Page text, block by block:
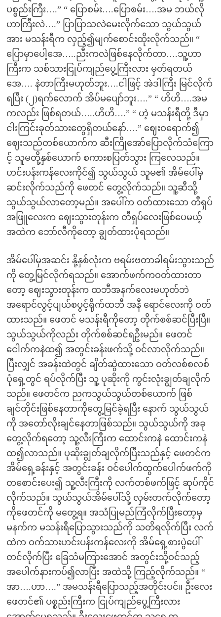
ပစ္စည်းကြီး….” “ ပြောစမ်း….ပြောစမ်း….အမ ဘယ်လို
ဟာကြီးလဲ….” ပြာပြာသလဲမေးလိုက်သော သွယ်သွယ်
အား မသန်းရီက လှည့်၍မျက်စောင်းထိုးလိုက်သည်။ “
ပြောမှာပေါ့အေ…..ညီးကလဲဖြစ်နေလိုက်တာ….သူ့ဟာ
ကြီးက သစ်သားငြုပ်ကျည်ပွေ့ကြီးလား မှတ်ရတယ်
အေ…. နဲတာကြီးမဟုတ်ဘူး….ငါဖြင့် အဲဒါကြီး မြင်လိုက်
ရပြီး (၂)ရက်လောက် အိပ်မပျော်ဘူး….” “ ဟိဟိ….အမ
ကလည်း ဖြစ်ရတယ်…..ဟိဟိ….” “ ဟဲ့ မသန်းရီတို့ ဒီမှာ
ငါးကြင်းခုတ်သားတွေရှိတယ်နော်….” ဈေးဝရောက်၍
ဈေးသည်တစ်ယောက်က ဆီးကြိုအော်ပြောလိုက်သံကြော
င့် သူမတို့နှစ်ယောက် စကားစပြတ်သွား ကြလေသည်။
ဟင်းပန်းကန်လေးကိုင်၍ သွယ်သွယ် သူမ၏ အိမ်ပေါ်မှ
ဆင်းလိုက်သည်ကို ဖေတင် တွေ့လိုက်သည်။ သူ့ဆီသို့
သွယ်သွယ်လာတော့မည်။ အပေါ်က ဝတ်ထားသော တီရှပ်
အဖြူလေးက ဈေးသွားတုန်းက တီရှပ်လေးဖြစ်ပေမယ့်
အထဲက ဘော်လီကိုတော့ ချွတ်ထားပုံရသည်။
အိမ်ပေါ်မှအဆင်း နို့နှစ်လုံးက ဗရမ်းဗတာခါရမ်းသွားသည်
ကို တွေ့မြင်လိုက်ရသည်။ အောက်ဖက်ကဝတ်ထားတာ
တော့ ဈေးသွားတုန်းက ထဘီအနက်လေးမဟုတ်ဘဲ
အရောင်လွင့်ပျယ်စပွင့်ရိုက်ထဘီ အနီ ရောင်လေးကို ဝတ်
ထားသည်။ ဖေတင် မသန်းရီကိုတော့ တိုက်စစ်ဆင်ပြီးပြီ။
သွယ်သွယ်ကိုလည်း တိုက်စစ်ဆင်ရဦးမည်။ ဖေတင်
ငေါက်ကနဲထ၍ အတွင်းခန်းဖက်သို့ ဝင်လာလိုက်သည်။
ပြီးလျှင် အခန်းထဲတွင် ချိတ်ဆွဲထားသော ဝတ်လစ်စလစ်
ပုံရှေ့တွင် ရပ်လိုက်ပြီး သူ့ ပုဆိုးကို ကွင်းလုံးချွတ်ချလိုက်
သည်။ ဖေတင်က ညကသွယ်သွယ်တစ်ယောက် ဖြစ်
ချင်တိုင်းဖြစ်နေတာကိုတွေ့မြင်ခဲ့ရပြီး နောက် သွယ်သွယ်
ကို အတော်လိုးချင်နေတာဖြစ်သည်။ သွယ်သွယ်ကို အခု
တွေ့လိုက်ရတော့ သူ့လီးကြီးက ထောင်းကနဲ ထောင်းကနဲ
ထ၍လာသည်။ ပုဆိုးချွတ်ချလိုက်ပြီးသည်နှင့် ဖေတင်က
အိမ်ရှေ့ခန်းနှင့် အတွင်းခန်း ဝင်ပေါက်ထွက်ပေါက်ဖက်ကို
တစောင်းပေး၍ သူ့လီးကြီးကို လက်တစ်ဖက်ဖြင့် ဆုပ်ကိုင်
လိုက်သည်။ သွယ်သွယ်အိမ်ပေါ်သို့ လှမ်းတက်လိုက်တော့
ကိုဖေတင်ကို မတွေ့ရ။ အသံပြုမည်ကြံလိုက်ပြီးတော့မှ
မနက်က မသန်းရီပြောသွားသည်ကို သတိရလိုက်ပြီး လက်
ထဲက ဝက်သားဟင်းပန်းကန်လေးကို အိမ်ရှေ့စားပွဲပေါ်
တင်လိုက်ပြီး ခြေသံမကြားအောင် အတွင်းသို့ဝင်သည့်
အပေါက်နားကပ်၍လာပြီး အထဲသို့ ကြည့်လိုက်သည်။ “
အာ….ဟာ….” အမသန်းရီပြောသည့်အတိုင်းပင်။ ဦးလေး
ဖေတင်၏ ပစ္စည်းကြီးက ငြုပ်ကျည်ပွေ့ကြီးလား